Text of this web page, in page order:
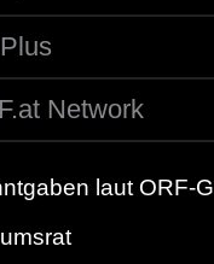
Network
laut ORF-G